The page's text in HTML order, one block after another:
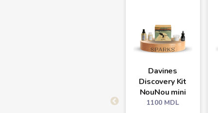
Davines
Discovery Kit
NouNou mini
1100MDL